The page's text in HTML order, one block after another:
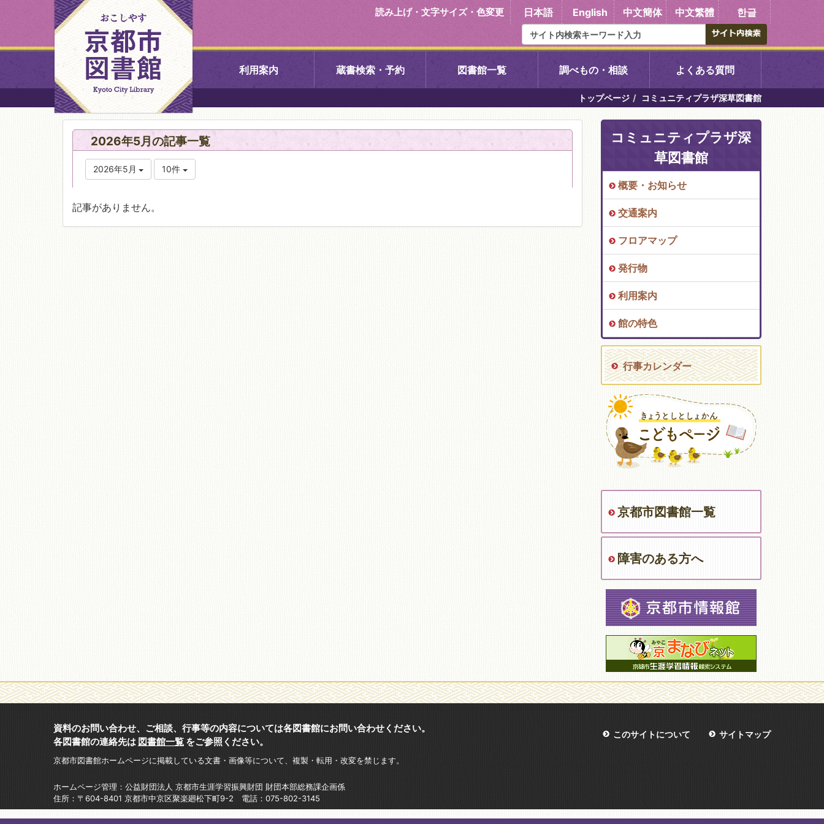
読み上げ・文字サイズ・色変更 日本語 English 中文簡体 中文繁體 한글
利用案内 蔵書検索・予約 図書館一覧
中央図書館 右京中央図書館 伏見中央図書館 醍醐中央図書館
東山図書館
吉祥院図書館
書館
向島図書館
コミュニティプラザ深草
図書館
調べもの・相談 よくある質問
トップページ コミュニティプラザ深草図書館
2026年5月の記事一覧
2026年5月 10件
記事がありません。
コミュニティプラザ深
草図書館
概要・お知らせ
交通案内
フロアマップ
発行物
利用案内
館の特色
行事カレンダー
京都市図書館一覧
障害のある方へ
このサイトについて サイトマップ
資料のお問い合わせ、ご相談、行事等の内容については各図書館にお問い合わせください。
各図書館の連絡先は 図書館一覧 をご参照ください。
京都市図書館ホームページに掲載している文書・画像等について、複製・転用・改変を禁じます。
ホームページ管理：公益財団法人 京都市生涯学習振興財団 財団本部総務課企画係
住所：〒604-8401 京都市中京区聚楽廻松下町9-2 電話：075-802-3145